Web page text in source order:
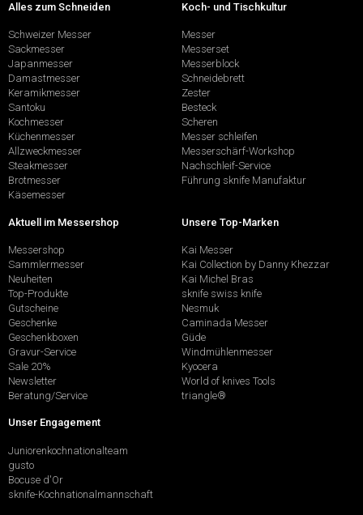
Alles zum Schneiden
Schweizer Messer
Sackmesser
Japanmesser
Damastmesser
Keramikmesser
Santoku
Kochmesser
Küchenmesser
Allzweckmesser
Steakmesser
Brotmesser
Käsemesser
Koch- und Tischkultur
Messer
Messerset
Messerblock
Schneidebrett
Zester
Besteck
Scheren
Messer schleifen
Messerschärf-Workshop
Nachschleif-Service
Führung sknife Manufaktur
Aktuell im Messershop
Messershop
Sammlermesser
Neuheiten
Top-Produkte
Gutscheine
Geschenke
Geschenkboxen
Gravur-Service
Sale 20%
Newsletter
Beratung/Service
Unsere Top-Marken
Kai Messer
Kai Collection by Danny Khezzar
Kai Michel Bras
sknife swiss knife
Nesmuk
Caminada Messer
Güde
Windmühlenmesser
Kyocera
World of knives Tools
triangle®
Unser Engagement
Juniorenkochnationalteam
gusto
Bocuse d'Or
sknife-Kochnationalmannschaft